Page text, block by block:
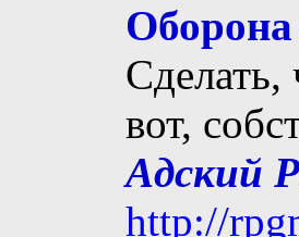
Сделать,
вот,
Адский
http://